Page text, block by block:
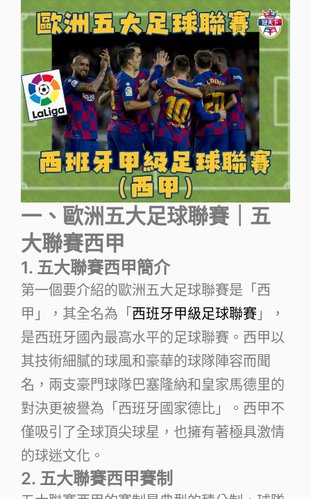
一、歐洲五大足球聯賽｜五
大聯賽西甲
1. 五大聯賽西甲簡介
第一個要介紹的歐洲五大足球聯賽是「西
甲」，其全名為「 西班牙甲級足球聯賽 」，
是西班牙國內最高水平的足球聯賽。西甲以
其技術細膩的球風和豪華的球隊陣容而聞
名，兩支豪門球隊巴塞隆納和皇家馬德里的
對決更被譽為「西班牙國家德比」。西甲不
僅吸引了全球頂尖球星，也擁有著極具激情
的球迷文化。
2. 五大聯賽西甲賽制